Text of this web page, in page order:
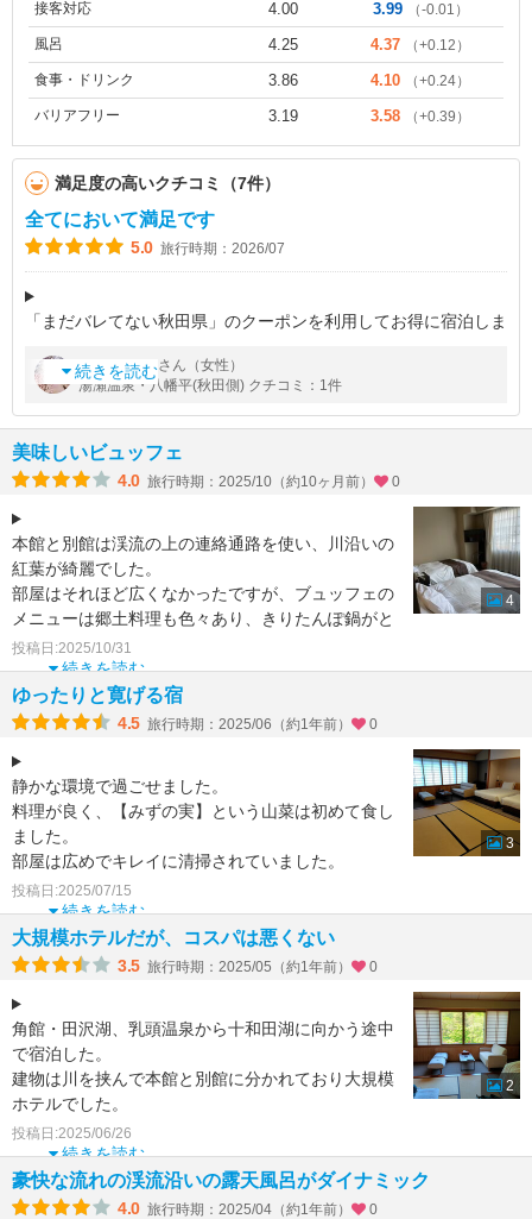
接客対応 4.00 3.99 （-0.01）
風呂 4.25 4.37 （+0.12）
食事・ドリンク 3.86 4.10 （+0.24）
バリアフリー 3.19 3.58 （+0.39）
満足度の高いクチコミ（7件）
全てにおいて満足です
5.0 旅行時期：2026/07
「まだバレてない秋田県」のクーポンを利用してお得に宿泊しま
改装されているので館内も客室もとても綺麗です。ラウンジには
コーヒー・紅茶などのドリン
続きを読む
byたろたろ さん（女性）
湯瀬温泉・八幡平(秋田側) クチコミ：1件
美味しいビュッフェ
4.0 旅行時期：2025/10（約10ヶ月前） 0
本館と別館は渓流の上の連絡通路を使い、川沿いの
紅葉が綺麗でした。
部屋はそれほど広くなかったですが、ブュッフェの
メニューは郷土料理も色々あり、きりたんぽ鍋がと
ても美味しかったです。ラウンジのピーチテ
続きを読む
投稿日:2025/10/31
4
ゆったりと寛げる宿
4.5 旅行時期：2025/06（約1年前） 0
静かな環境で過ごせました。
料理が良く、【みずの実】という山菜は初めて食し
ました。
部屋は広めでキレイに清掃されていました。
風呂は大きな浴槽で、渓谷美を眺めながら入浴でき
ます。
脱衣場には天
続きを読む
投稿日:2025/07/15
3
大規模ホテルだが、コスパは悪くない
3.5 旅行時期：2025/05（約1年前） 0
角館・田沢湖、乳頭温泉から十和田湖に向かう途中
で宿泊した。
建物は川を挟んで本館と別館に分かれており大規模
ホテルでした。
本館1階のラウンジでは、夕方日本酒、焼酎等がFre
eでいただけたが、お燗も
続きを読む
投稿日:2025/06/26
2
豪快な流れの渓流沿いの露天風呂がダイナミック
4.0 旅行時期：2025/04（約1年前） 0